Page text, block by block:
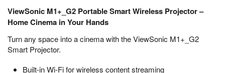
ViewSonic M1+_G2 Portable Smart Wireless Projector –
Home Cinema in Your Hands
Turn any space into a cinema with the ViewSonic M1+_G2
Smart Projector.
Built-in Wi-Fi for wireless content streaming